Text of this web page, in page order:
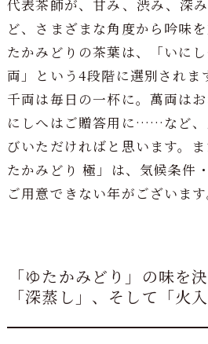
代表茶師が、甘み、渋み、深
ど、さまざまな角度から吟味
たかみどりの茶葉は、「いに
両」という4段階に選別されま
千両は毎日の一杯に。萬両は
にしへはご贈答用に……など
びいただければと思います。
たかみどり 極」は、気候条件
ご用意できない年がございます
「ゆたかみどり」の味を
「深蒸し」、そして「火入